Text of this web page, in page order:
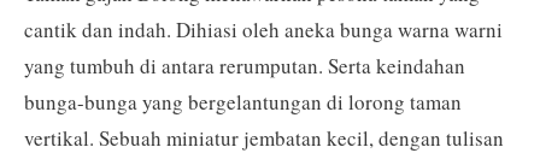
cantik dan indah. Dihiasi oleh aneka bunga warna warni
yang tumbuh di antara rerumputan. Serta keindahan
bunga-bunga yang bergelantungan di lorong taman
vertikal. Sebuah miniatur jembatan kecil, dengan tulisan